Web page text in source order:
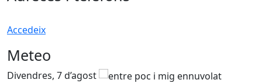
Accedeix
Meteo
Divendres, 7 d’agost